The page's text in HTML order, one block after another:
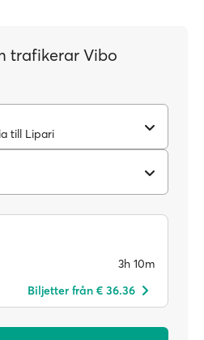
trafikerar Vibo
till Lipari
3h 10m
Biljetter från € 36.36